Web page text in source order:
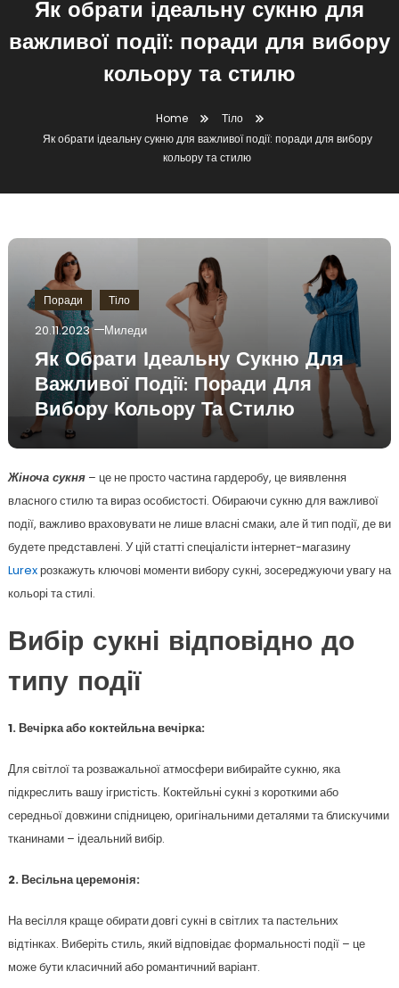
Як обрати ідеальну сукню для
важливої події: поради для вибору
кольору та стилю
Home
Тіло
Як обрати ідеальну сукню для важливої події: поради для вибору
кольору та стилю
Поради Тіло
20.11.2023 Миледи
Як Обрати Ідеальну Сукню Для
Важливої Події: Поради Для
Вибору Кольору Та Стилю
Жіноча сукня– це не просто частина гардеробу, це виявлення
власного стилю та вираз особистості. Обираючи сукню для важливої
події, важливо враховувати не лише власні смаки, але й тип події, де ви
будете представлені. У цій статті спеціалісти інтернет-магазину
Lurexрозкажуть ключові моменти вибору сукні, зосереджуючи увагу на
кольорі та стилі.
Вибір сукні відповідно до
типу події
1. Вечірка або коктейльна вечірка:
Для світлої та розважальної атмосфери вибирайте сукню, яка
підкреслить вашу ігристість. Коктейльні сукні з короткими або
середньої довжини спідницею, оригінальними деталями та блискучими
тканинами – ідеальний вибір.
2. Весільна церемонія:
На весілля краще обирати довгі сукні в світлих та пастельних
відтінках. Виберіть стиль, який відповідає формальності події – це
може бути класичний або романтичний варіант.